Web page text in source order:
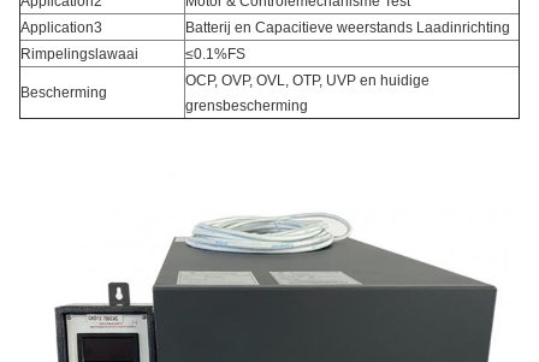
Application3
Batterij en Capacitieve weerstands Laadinrichting
Rimpelingslawaai
≤0.1%FS
Bescherming
OCP, OVP, OVL, OTP, UVP en huidige
grensbescherming